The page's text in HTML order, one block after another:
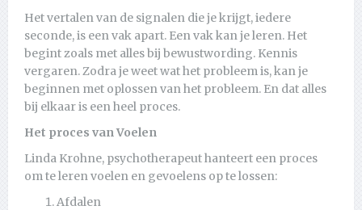
Het vertalen van de signalen die je krijgt, iedere
seconde, is een vak apart. Een vak kan je leren. Het
begint zoals met alles bij bewustwording. Kennis
vergaren. Zodra je weet wat het probleem is, kan je
beginnen met oplossen van het probleem. En dat alles
bij elkaar is een heel proces.
Het proces van Voelen
Linda Krohne, psychotherapeut hanteert een proces
om te leren voelen en gevoelens op te lossen:
Afdalen